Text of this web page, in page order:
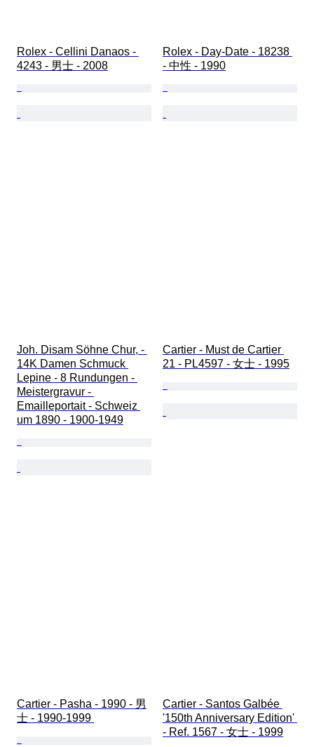
Rolex - Cellini Danaos -
4243 - 男士 - 2008
Rolex - Day-Date - 18238
- 中性 - 1990
Joh. Disam Söhne Chur, -
14K Damen Schmuck
Lepine - 8 Rundungen -
Meistergravur -
Emailleportait - Schweiz
um 1890 - 1900-1949
Cartier - Must de Cartier
21 - PL4597 - 女士 - 1995
Cartier - Pasha - 1990 - 男
士 - 1990-1999
Cartier - Santos Galbée
'150th Anniversary Edition'
- Ref. 1567 - 女士 - 1999